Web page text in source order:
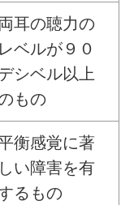
耳の聴力の
レベルが９０
シベル以上
もの
衡感覚に著
しい障害を有
るもの